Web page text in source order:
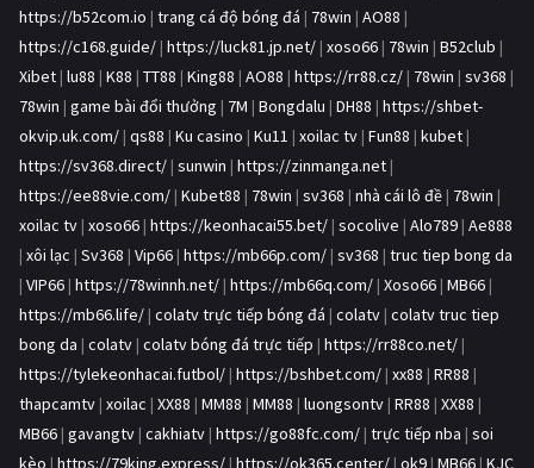
https://b52com.io | trang cá độ bóng đá | 78win | AO88 |
https://c168.guide/ | https://luck81.jp.net/ | xoso66 | 78win | B52club |
Xibet | lu88 | K88 | TT88 | King88 | AO88 | https://rr88.cz/ | 78win | sv368 |
78win | game bài đổi thưởng | 7M | Bongdalu | DH88 | https://shbet-
okvip.uk.com/ | qs88 | Ku casino | Ku11 | xoilac tv | Fun88 | kubet |
https://sv368.direct/ | sunwin | https://zinmanga.net |
https://ee88vie.com/ | Kubet88 | 78win | sv368 | nhà cái lô đề | 78win |
xoilac tv | xoso66 | https://keonhacai55.bet/ | socolive | Alo789 | Ae888
| xôi lạc | Sv368 | Vip66 | https://mb66p.com/ | sv368 | truc tiep bong da
| VIP66 | https://78winnh.net/ | https://mb66q.com/ | Xoso66 | MB66 |
https://mb66.life/ | colatv trực tiếp bóng đá | colatv | colatv truc tiep
bong da | colatv | colatv bóng đá trực tiếp | https://rr88co.net/ |
https://tylekeonhacai.futbol/ | https://bshbet.com/ | xx88 | RR88 |
thapcamtv | xoilac | XX88 | MM88 | MM88 | luongsontv | RR88 | XX88 |
MB66 | gavangtv | cakhiatv | https://go88fc.com/ | trực tiếp nba | soi
kèo | https://79king.express/ | https://ok365.center/ | ok9 | MB66 | KJC